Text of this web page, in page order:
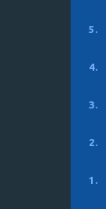
5.
4.
3.
2.
1.